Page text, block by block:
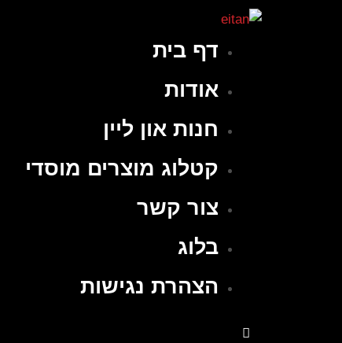
דף בית
אודות
חנות און ליין
קטלוג מוצרים מוסדי
צור קשר
בלוג
הצהרת נגישות